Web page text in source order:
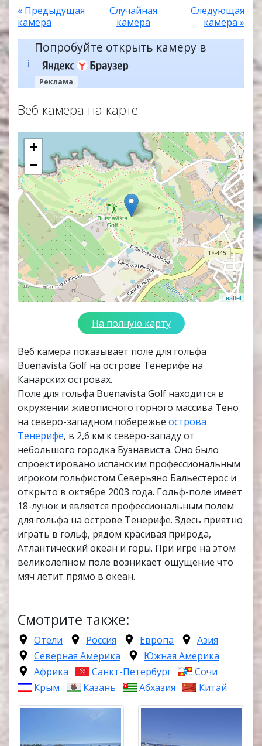
« Предыдущая
камера
Случайная
камера
Следующая
камера »
ℹ️
Попробуйте открыть камеру в
Реклама
Веб камера на карте
+
−
Leaflet
На полную карту
Веб камера показывает поле для гольфа
Buenavista Golf на острове Тенерифе на
Канарских островах.
Поле для гольфа Buenavista Golf находится в
окружении живописного горного массива Тено
на северо-западном побережье острова
Тенерифе, в 2,6 км к северо-западу от
небольшого городка Буэнависта. Оно было
спроектировано испанским профессиональным
игроком гольфистом Северьяно Бальестерос и
открыто в октябре 2003 года. Гольф-поле имеет
18-лунок и является профессиональным полем
для гольфа на острове Тенерифе. Здесь приятно
играть в гольф, рядом красивая природа,
Атлантический океан и горы. При игре на этом
великолепном поле возникает ощущение что
мяч летит прямо в океан.
Смотрите также:
Отели Россия Европа
Азия
Северная Америка
Южная Америка
Африка
Санкт-Петербург
Сочи
Крым
Казань Абхазия Китай